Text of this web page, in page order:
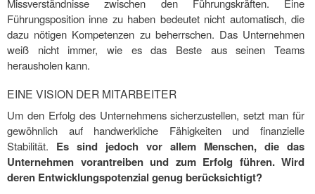
Missverständnisse zwischen den Führungskräften. Eine
Führungsposition inne zu haben bedeutet nicht automatisch, die
dazu nötigen Kompetenzen zu beherrschen. Das Unternehmen
weiß nicht immer, wie es das Beste aus seinen Teams
herausholen kann.
EINE VISION DER MITARBEITER
Um den Erfolg des Unternehmens sicherzustellen, setzt man für
gewöhnlich auf handwerkliche Fähigkeiten und finanzielle
Stabilität. Es sind jedoch vor allem Menschen, die das
Unternehmen vorantreiben und zum Erfolg führen. Wird
deren Entwicklungspotenzial genug berücksichtigt?